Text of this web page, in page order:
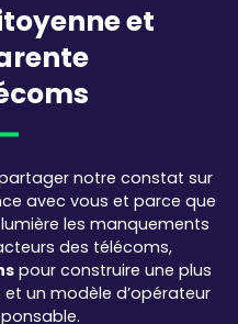
et
notre constat sur
avec vous et parce que
les manquements
des télécoms,
pour construire une plus
un modèle d’opérateur